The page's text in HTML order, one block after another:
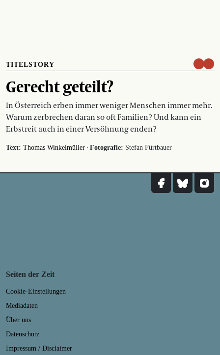
TITELSTORY
Gerecht geteilt?
In Österreich erben immer weniger Menschen immer mehr.
Warum zerbrechen daran so oft Familien? Und kann ein
Erbstreit auch in einer Versöhnung enden?
Text: Thomas Winkelmüller · Fotografie: Stefan Fürtbauer
Seiten der Zeit
Cookie-Einstellungen
Mediadaten
Über uns
Datenschutz
Impressum / Disclaimer